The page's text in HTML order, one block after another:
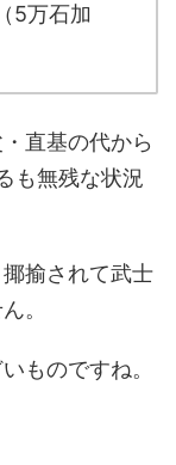
5万石加
直基の代から
も無残な状況
揄されて武士
。
ものですね。